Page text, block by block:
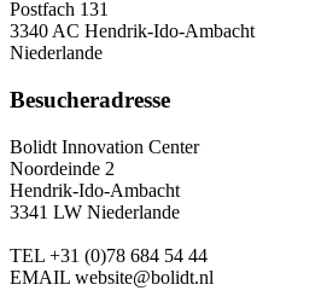
Postfach 131
3340 AC Hendrik-Ido-Ambacht
Niederlande
Besucheradresse
Bolidt Innovation Center
Noordeinde 2
Hendrik-Ido-Ambacht
3341 LW Niederlande
TEL +31 (0)78 684 54 44
EMAIL website@bolidt.nl